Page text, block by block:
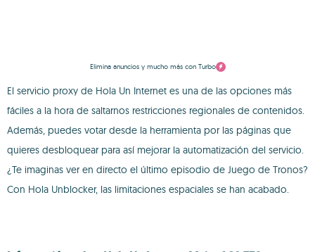
Elimina anuncios y mucho más con Turbo
El servicio proxy de Hola Un Internet es una de las opciones más
fáciles a la hora de saltarnos restricciones regionales de contenidos.
Además, puedes votar desde la herramienta por las páginas que
quieres desbloquear para así mejorar la automatización del servicio.
¿Te imaginas ver en directo el último episodio de Juego de Tronos?
Con Hola Unblocker, las limitaciones espaciales se han acabado.